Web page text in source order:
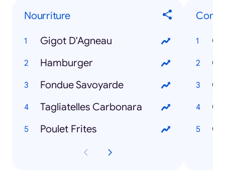
Nourriture
Gigot D'Agneau
Hamburger
Fondue Savoyarde
Tagliatelles Carbonara
Poulet Frites